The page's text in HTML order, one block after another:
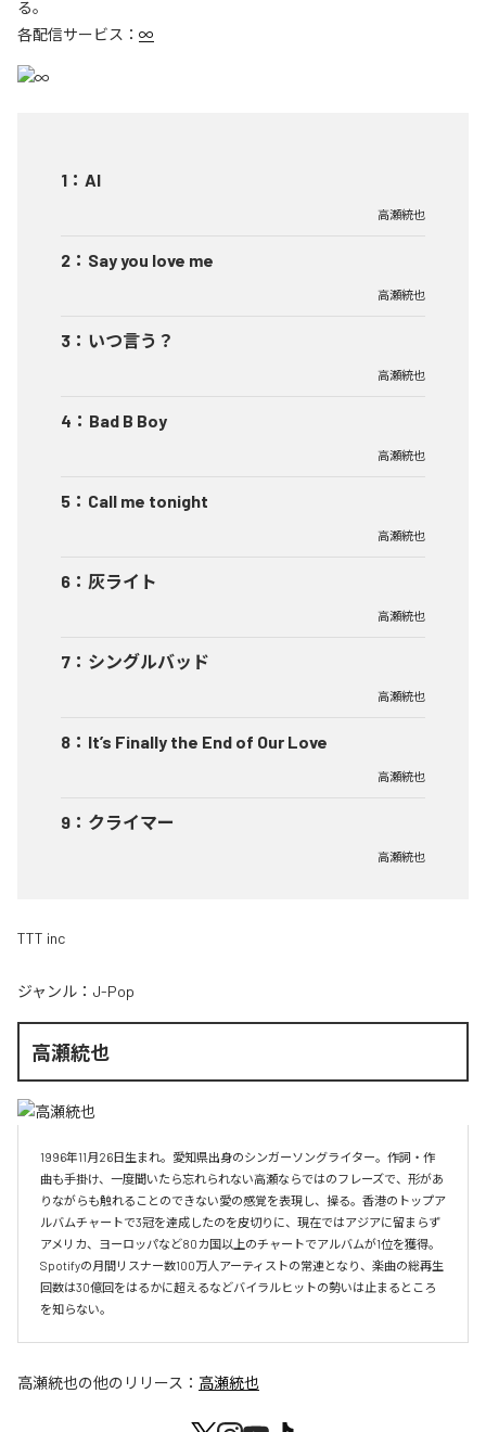
る。
各配信サービス： ∞
1 ： AI
高瀬統也
2 ： Say you love me
高瀬統也
3 ： いつ言う？
高瀬統也
4 ： Bad B Boy
高瀬統也
5 ： Call me tonight
高瀬統也
6 ： 灰ライト
高瀬統也
7 ： シングルバッド
高瀬統也
8 ： It’s Finally the End of Our Love
高瀬統也
9 ： クライマー
高瀬統也
TTT inc
ジャンル： J-Pop
高瀬統也
1996年11月26日生まれ。愛知県出身のシンガーソングライター。作詞・作
曲も手掛け、一度聞いたら忘れられない高瀬ならではのフレーズで、形があ
りながらも触れることのできない愛の感覚を表現し、操る。香港のトップア
ルバムチャートで3冠を達成したのを皮切りに、現在ではアジアに留まらず
アメリカ、ヨーロッパなど80カ国以上のチャートでアルバムが1位を獲得。
Spotifyの月間リスナー数100万人アーティストの常連となり、楽曲の総再生
回数は30億回をはるかに超えるなどバイラルヒットの勢いは止まるところ
を知らない。
高瀬統也の他のリリース： 高瀬統也